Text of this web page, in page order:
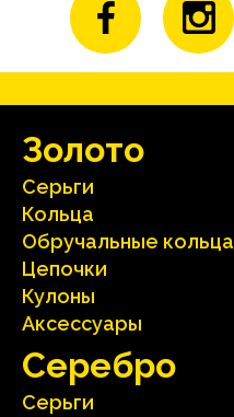
Зoлoтo
Серьги
Кольца
Oбручальные кольца
Цепочки
Кулоны
Аксесcуары
Серебрo
Серьги